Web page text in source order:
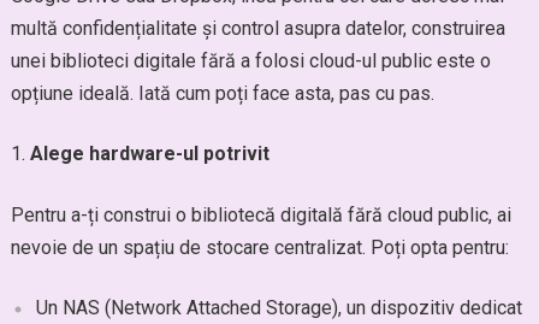
multă confidențialitate și control asupra datelor, construirea
unei biblioteci digitale fără a folosi cloud-ul public este o
opțiune ideală. Iată cum poți face asta, pas cu pas.
Alege hardware-ul potrivit
Pentru a-ți construi o bibliotecă digitală fără cloud public, ai
nevoie de un spațiu de stocare centralizat. Poți opta pentru:
Un NAS (Network Attached Storage), un dispozitiv dedicat